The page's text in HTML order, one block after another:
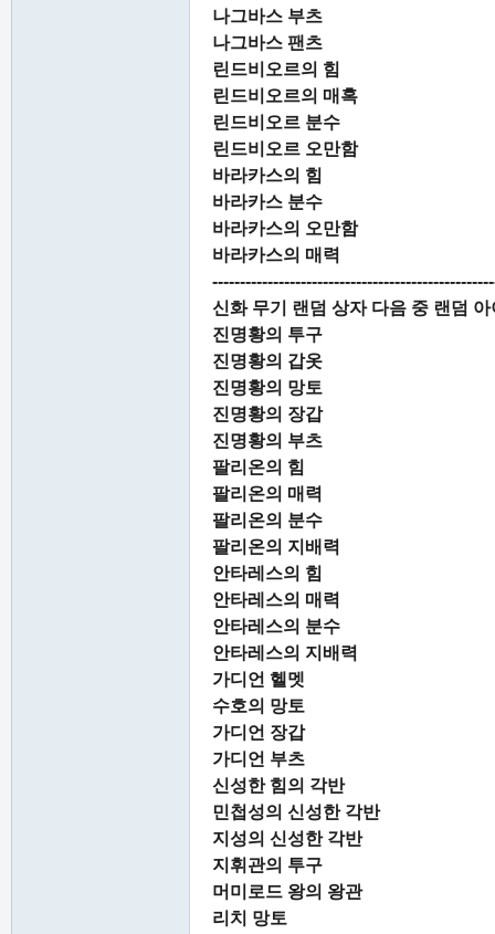
나그바스 부츠
나그바스 팬츠
린드비오르의 힘
린드비오르의 매혹
린드비오르 분수
린드비오르 오만함
바라카스의 힘
바라카스 분수
바라카스의 오만함
바라카스의 매력
신화 무기 랜덤 상자 다음 중 랜덤
진명황의 투구
진명황의 갑옷
진명황의 망토
진명황의 장갑
진명황의 부츠
팔리온의 힘
팔리온의 매력
팔리온의 분수
팔리온의 지배력
안타레스의 힘
안타레스의 매력
안타레스의 분수
안타레스의 지배력
가디언 헬멧
수호의 망토
가디언 장갑
가디언 부츠
신성한 힘의 각반
민첩성의 신성한 각반
지성의 신성한 각반
지휘관의 투구
머미로드 왕의 왕관
리치 망토